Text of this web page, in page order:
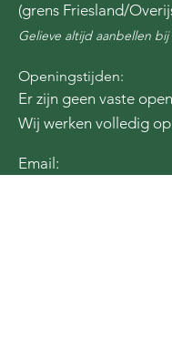
(grens Friesland/
Gelieve altijd aanbellen
Openingstijden:
Er zijn geen vaste
Wij werken volledig
Email: